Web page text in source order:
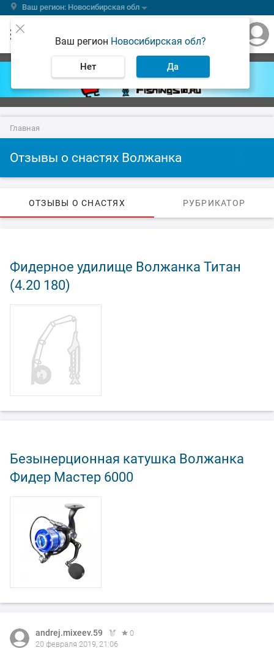
Ваш регион: Новосибирская обл
Ваш регион Новосибирская обл?
Нет Да
Главная
Отзывы о снастях Волжанка
ОТЗЫВЫ О СНАСТЯХ РУБРИКАТОР
Фидерное удилище Волжанка Титан
(4.20 180)
Безынерционная катушка Волжанка
Фидер Мастер 6000
andrej.mixeev.59
0
20 февраля 2019, 21:06